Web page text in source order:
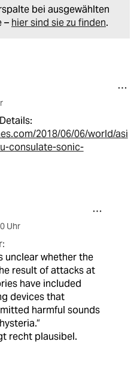
bei ausgewählten
– hier sind sie zu finden.
2018/06/06/world/asi
consulate-sonic-
Uhr
unclear whether the
result of attacks at
have included
devices that
harmful sounds
recht plausibel.